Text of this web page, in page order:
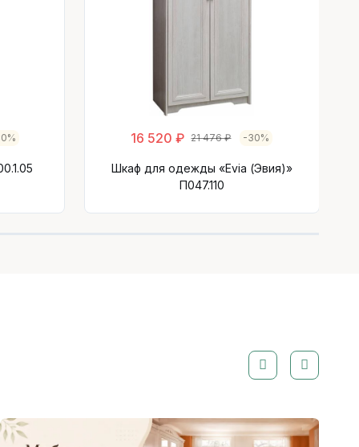
16 520 ₽ 21 476 ₽ -30%
Шкаф для одежды «Evia (Эвия)»
П047.110